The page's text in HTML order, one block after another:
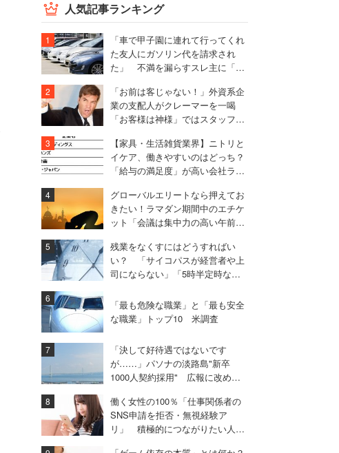
人気記事ランキング
「車で甲子園に連れて行ってくれ
た友人にガソリン代を請求され
た」 不満を漏らすスレ主に「言
「お前は客じゃない！」外資系企
業の支配人がクレーマーを一喝
「お客様は神様」ではスタッフを
【家具・生活雑貨業界】ニトリと
イケア、働きやすいのはどっち？
「給与の満足度」が高い会社ラン
グローバルエリートなら押えてお
きたい！ラマダン期間中のエチケ
ット「会議は集中力の高い午前中
残業をなくすにはどうすればい
い？ 「サイコパスが経営者や上
司にならない」「5時半定時なの
「最も危険な職業」と「最も安全
な職業」トップ10 米調査
「決して好待遇ではないです
が……」パソナの淡路島"新卒
1000人契約採用" 広報に改めて
働く女性の100％「仕事関係者の
SNS申請を拒否・無視経験ア
リ」 積極的につながりたい人は